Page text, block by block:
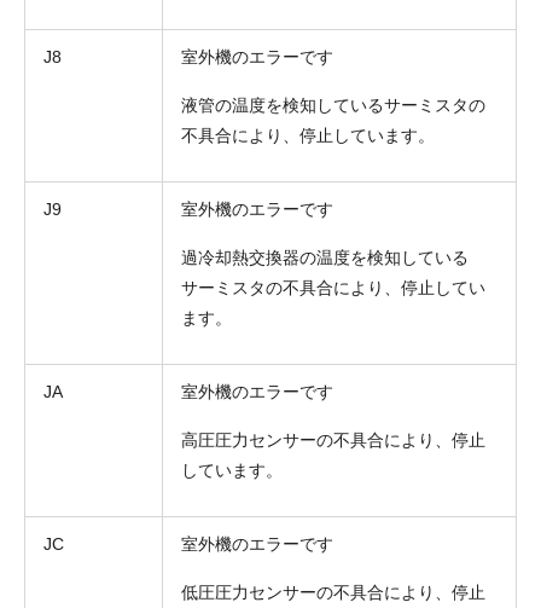
J8 室外機のエラーです
液管の温度を検知しているサーミスタの
不具合により、停止しています。
J9 室外機のエラーです
過冷却熱交換器の温度を検知している
サーミスタの不具合により、停止してい
ます。
JA 室外機のエラーです
高圧圧力センサーの不具合により、停止
しています。
JC 室外機のエラーです
低圧圧力センサーの不具合により、停止